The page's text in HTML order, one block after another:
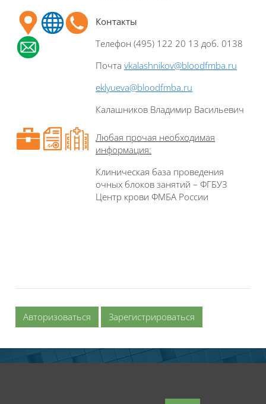
Контакты
Телефон (495) 122 20 13 доб. 0138
Почта vkalashnikov@bloodfmba.ru
eklyueva@bloodfmba.ru
Калашников Владимир Васильевич
Любая прочая необходимая
информация:
Клиническая база проведения
очных блоков занятий – ФГБУЗ
Центр крови ФМБА России
Авторизоваться Зарегистрироваться